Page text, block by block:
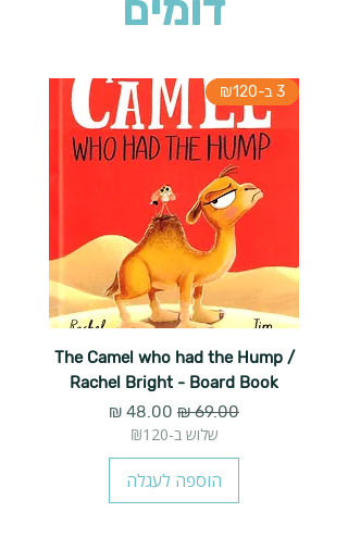
דומים
3 ב-₪120
The Camel who had the Hump /
Rachel Bright - Board Book
מחיר רגיל מחיר מבצע
שלוש ב-₪120
הוספה לעגלה